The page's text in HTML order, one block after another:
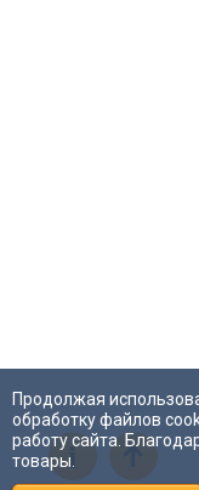
Продолжая
обработку файлов
работу сайта.
товары.i